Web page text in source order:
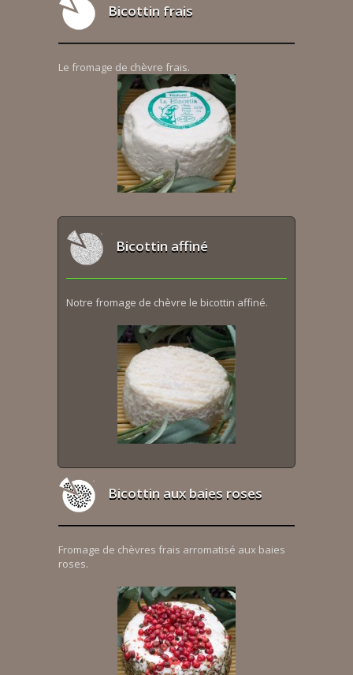
Bicottin frais
Le fromage de chèvre frais.
Bicottin affiné
Notre fromage de chèvre le bicottin affiné.
Bicottin aux baies roses
Fromage de chèvres frais arromatisé aux baies
roses.